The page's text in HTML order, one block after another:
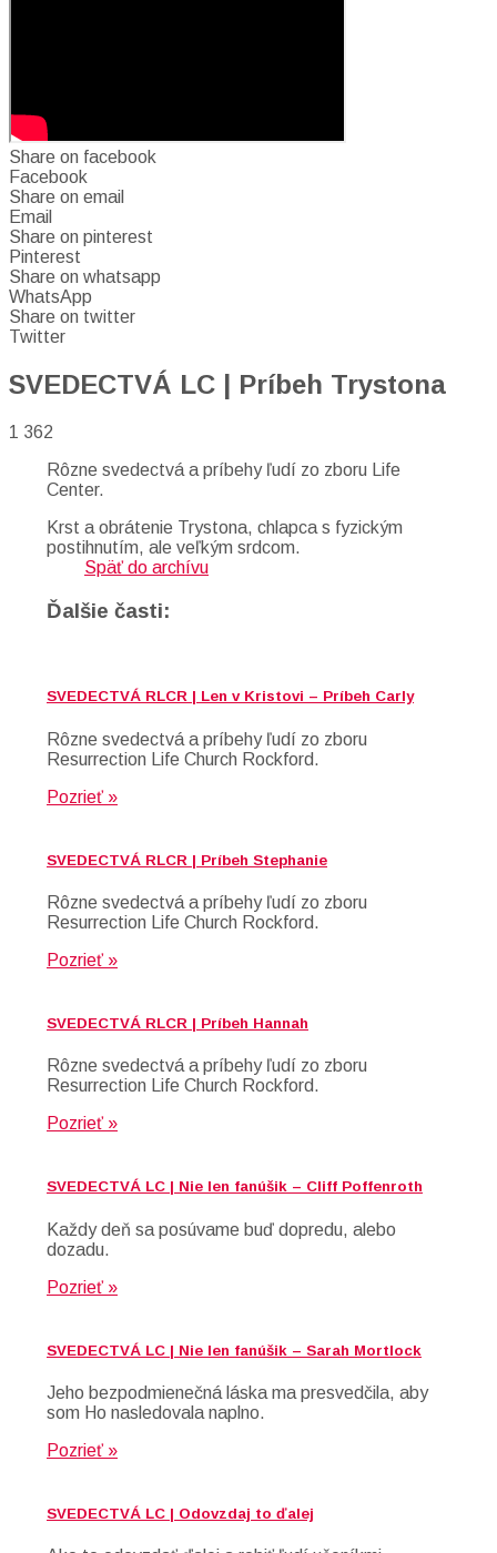
Share on facebook
Facebook
Share on email
Email
Share on pinterest
Pinterest
Share on whatsapp
WhatsApp
Share on twitter
Twitter
SVEDECTVÁ LC | Príbeh Trystona
1 362
Rôzne svedectvá a príbehy ľudí zo zboru Life
Center.
Krst a obrátenie Trystona, chlapca s fyzickým
postihnutím, ale veľkým srdcom.
Späť do archívu
Ďalšie časti:
SVEDECTVÁ RLCR | Len v Kristovi – Príbeh Carly
Rôzne svedectvá a príbehy ľudí zo zboru
Resurrection Life Church Rockford.
Pozrieť »
SVEDECTVÁ RLCR | Príbeh Stephanie
Rôzne svedectvá a príbehy ľudí zo zboru
Resurrection Life Church Rockford.
Pozrieť »
SVEDECTVÁ RLCR | Príbeh Hannah
Rôzne svedectvá a príbehy ľudí zo zboru
Resurrection Life Church Rockford.
Pozrieť »
SVEDECTVÁ LC | Nie len fanúšik – Cliff Poffenroth
Každy deň sa posúvame buď dopredu, alebo
dozadu.
Pozrieť »
SVEDECTVÁ LC | Nie len fanúšik – Sarah Mortlock
Jeho bezpodmienečná láska ma presvedčila, aby
som Ho nasledovala naplno.
Pozrieť »
SVEDECTVÁ LC | Odovzdaj to ďalej